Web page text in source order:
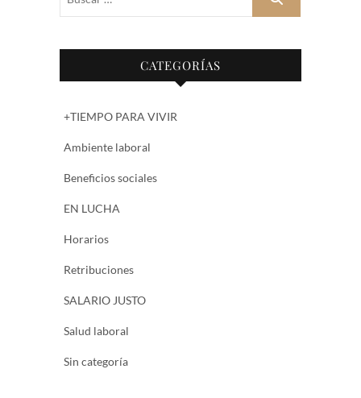
CATEGORÍAS
+TIEMPO PARA VIVIR
Ambiente laboral
Beneficios sociales
EN LUCHA
Horarios
Retribuciones
SALARIO JUSTO
Salud laboral
Sin categoría